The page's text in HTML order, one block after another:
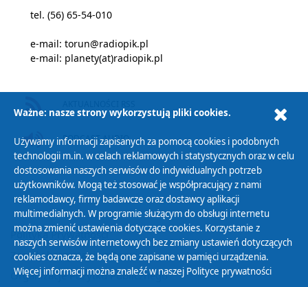
tel. (56) 65-54-010
e-mail: torun@radiopik.pl
e-mail: planety(at)radiopik.pl
PODCAST AUDIO
Polityka Prywatności
Zasady korzystania z Serwisu
Organizacje Pożytku Publicznego
Ważne: nasze strony wykorzystują pliki cookies.
Używamy informacji zapisanych za pomocą cookies i podobnych
technologii m.in. w celach reklamowych i statystycznych oraz w celu
dostosowania naszych serwisów do indywidualnych potrzeb
użytkowników. Mogą też stosować je współpracujący z nami
reklamodawcy, firmy badawcze oraz dostawcy aplikacji
multimedialnych. W programie służącym do obsługi internetu
można zmienić ustawienia dotyczące cookies. Korzystanie z
naszych serwisów internetowych bez zmiany ustawień dotyczących
cookies oznacza, że będą one zapisane w pamięci urządzenia.
Więcej informacji można znaleźć w naszej Polityce prywatności